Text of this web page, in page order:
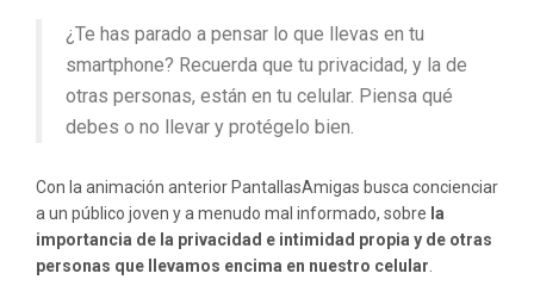
¿Te has parado a pensar lo que llevas en tu
smartphone? Recuerda que tu privacidad, y la de
otras personas, están en tu celular. Piensa qué
debes o no llevar y protégelo bien.
Con la animación anterior PantallasAmigas busca concienciar
a un público joven y a menudo mal informado, sobre la
importancia de la privacidad e intimidad propia y de otras
personas que llevamos encima en nuestro celular